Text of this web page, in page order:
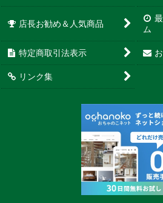
店長お勧め＆人気商品
ム
特定商取引法表示
リンク集